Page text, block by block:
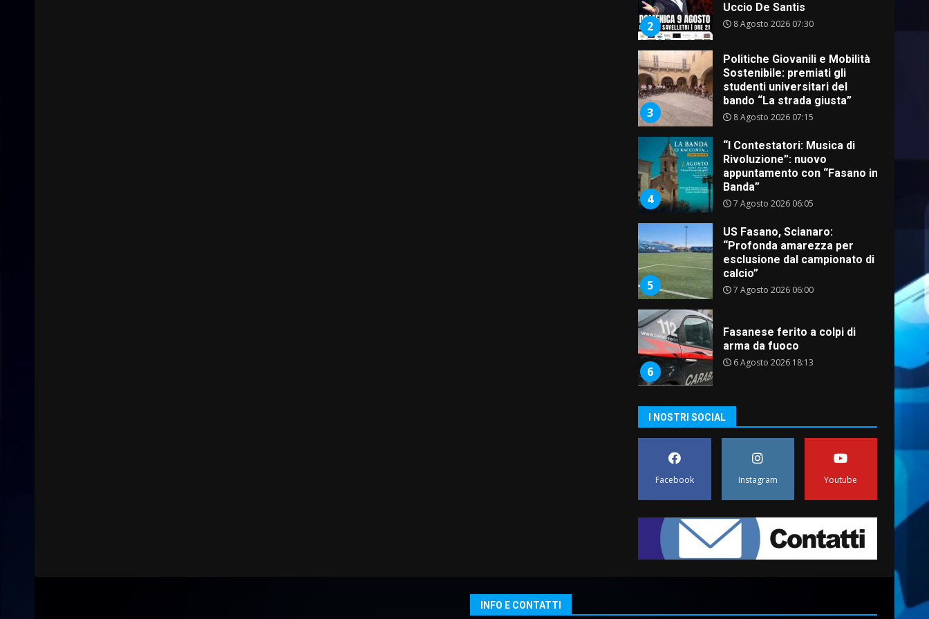
2
Uccio De Santis
8 Agosto 2026 07:30
3
Politiche Giovanili e Mobilità
Sostenibile: premiati gli
studenti universitari del
bando “La strada giusta”
8 Agosto 2026 07:15
4
“I Contestatori: Musica di
Rivoluzione”: nuovo
appuntamento con “Fasano in
Banda”
7 Agosto 2026 06:05
5
US Fasano, Scianaro:
“Profonda amarezza per
esclusione dal campionato di
calcio”
7 Agosto 2026 06:00
6
Fasanese ferito a colpi di
arma da fuoco
6 Agosto 2026 18:13
Carta d’identità: continua il
piano di aperture
6 Agosto 2026 14:16
La Banda Città di Fasano apre
Savelletri
8 Agosto 2026 11:00
Uccio De Santis
I NOSTRI SOCIAL
Facebook Instagram Youtube
INFO E CONTATTI